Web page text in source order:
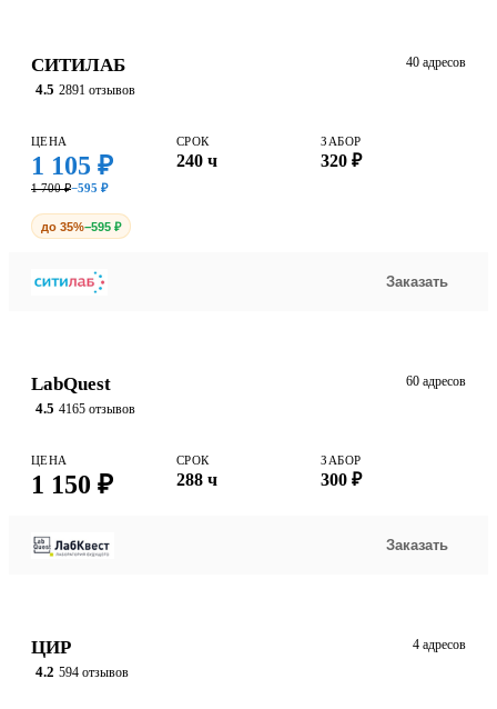
СИТИЛАБ
4.5 2891 отзывов
40 адресов
ЦЕНА
1 105 ₽
1 700 ₽−595 ₽
СРОК
240 ч
ЗАБОР
320 ₽
до 35%−595 ₽
Заказать
LabQuest
4.5 4165 отзывов
60 адресов
ЦЕНА
1 150 ₽
СРОК
288 ч
ЗАБОР
300 ₽
Заказать
ЦИР
4.2 594 отзывов
4 адресов